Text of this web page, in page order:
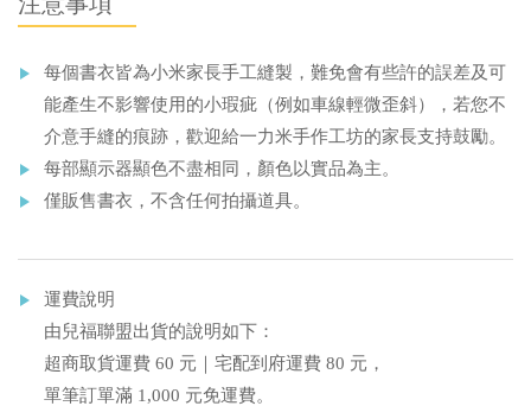
每個書衣皆為小米家長手工縫製，難免會有些許的誤差及可
能產生不影響使用的小瑕疵（例如車線輕微歪斜），若您不
介意手縫的痕跡，歡迎給一力米手作工坊的家長支持鼓勵。
每部顯示器顯色不盡相同，顏色以實品為主。
僅販售書衣，不含任何拍攝道具。
運費說明
由兒福聯盟出貨的說明如下：
超商取貨運費 60 元｜宅配到府運費 80 元，
單筆訂單滿 1,000 元免運費。